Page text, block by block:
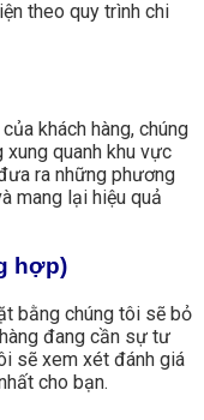
theo quy trình chi
khách hàng, chúng
quanh khu vực
ra những phương
mang lại hiệu quả
hợp)
bằng chúng tôi sẽ bỏ
đang cần sự tư
sẽ xem xét đánh giá
cho bạn.